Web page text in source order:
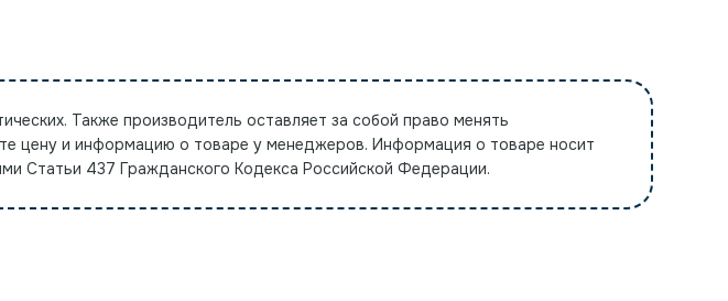
Также производитель оставляет за собой право менять
цену и информацию о товаре у менеджеров. Информация о товаре носит
Статьи 437 Гражданского Кодекса Российской Федерации.